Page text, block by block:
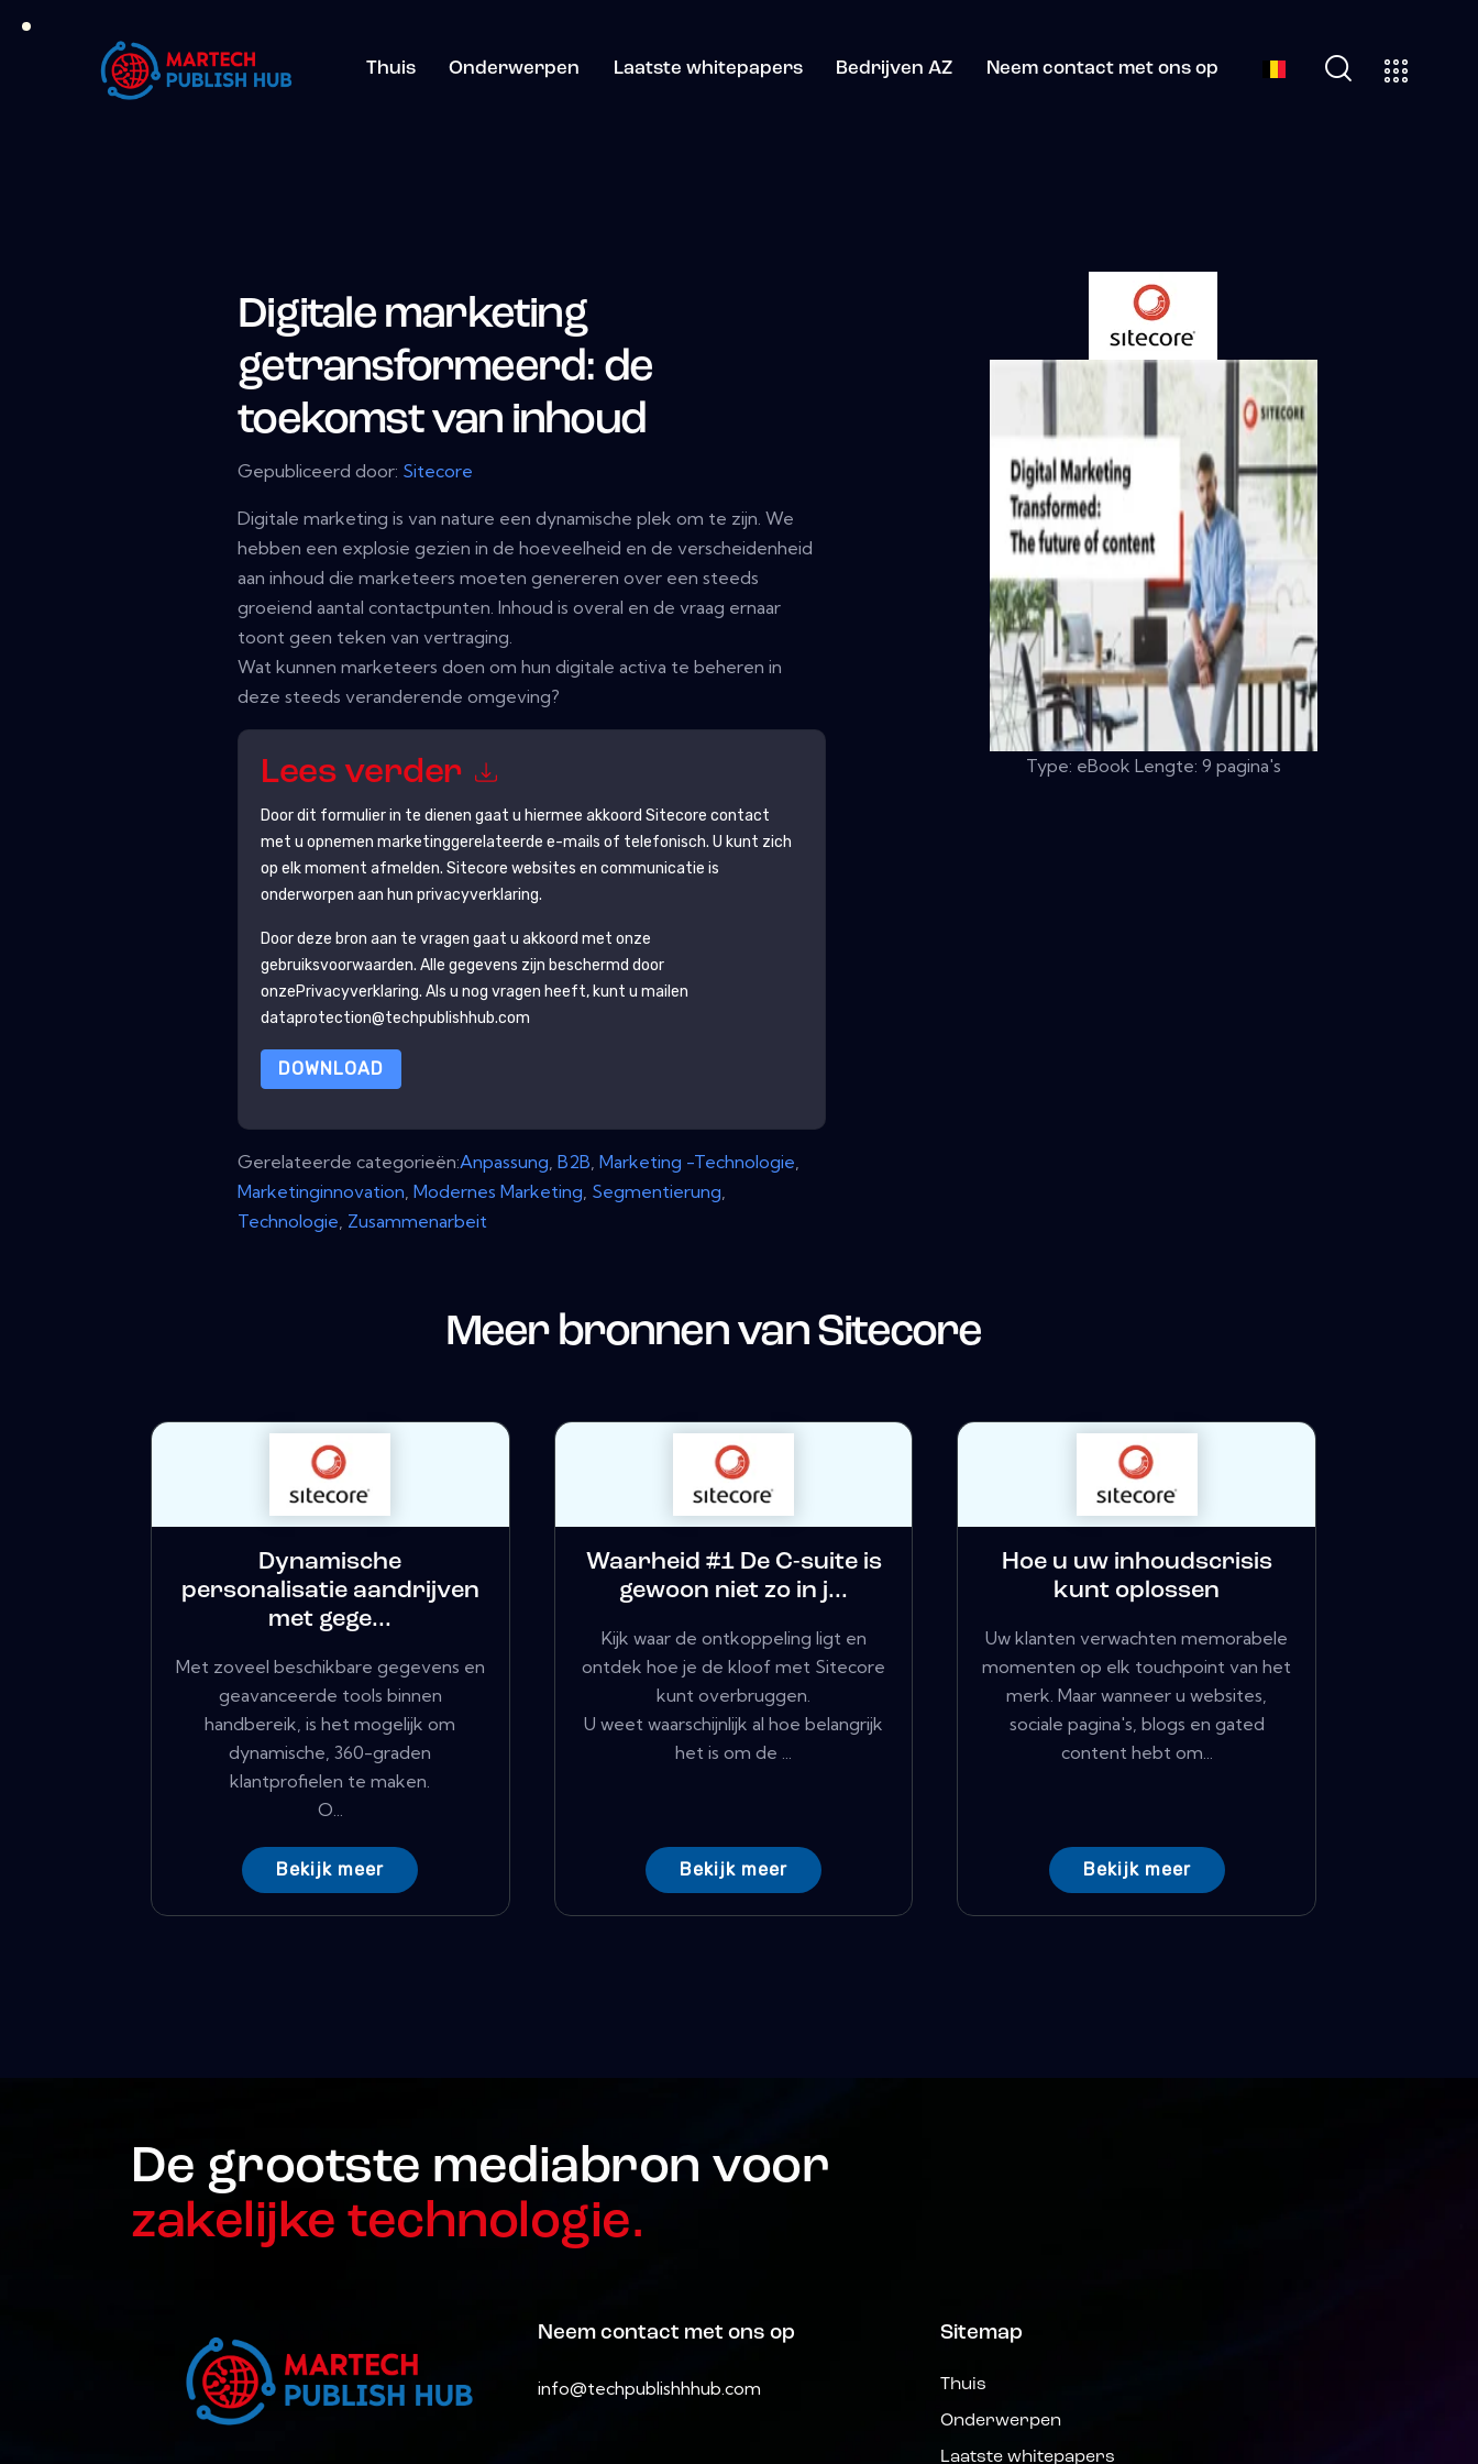
Thuis Onderwerpen Laatste whitepapers Bedrijven AZ Neem contact met ons op
Digitale marketing
getransformeerd: de
toekomst van inhoud
Gepubliceerd door: Sitecore
Digitale marketing is van nature een dynamische plek om te zijn. We
hebben een explosie gezien in de hoeveelheid en de verscheidenheid
aan inhoud die marketeers moeten genereren over een steeds
groeiend aantal contactpunten. Inhoud is overal en de vraag ernaar
toont geen teken van vertraging.
Wat kunnen marketeers doen om hun digitale activa te beheren in
deze steeds veranderende omgeving?
Lees verder
Door dit formulier in te dienen gaat u hiermee akkoordSitecore contact
met u opnemen marketinggerelateerde e-mails of telefonisch. U kunt zich
op elk moment afmelden.Sitecore websites en communicatie is
onderworpen aan hun privacyverklaring.
Door deze bron aan te vragen gaat u akkoord met onze
gebruiksvoorwaarden. Alle gegevens zijn beschermd door
onzePrivacyverklaring. Als u nog vragen heeft, kunt u mailen
dataprotection@techpublishhub.com
DOWNLOAD
Gerelateerde categorieën:Anpassung,B2B,Marketing -Technologie,
Marketinginnovation,Modernes Marketing, Segmentierung,
Technologie, Zusammenarbeit
Type: eBook Lengte: 9 pagina's
Meer bronnen van Sitecore
Dynamische
personalisatie aandrijven
met gege...
Met zoveel beschikbare gegevens en
geavanceerde tools binnen
handbereik, is het mogelijk om
dynamische, 360-graden
klantprofielen te maken.
O...
Bekijk meer
Waarheid #1 De C-suite is
gewoon niet zo in j...
Kijk waar de ontkoppeling ligt en
ontdek hoe je de kloof met Sitecore
kunt overbruggen.
U weet waarschijnlijk al hoe belangrijk
het is om de ...
Bekijk meer
Hoe u uw inhoudscrisis
kunt oplossen
Uw klanten verwachten memorabele
momenten op elk touchpoint van het
merk. Maar wanneer u websites,
sociale pagina's, blogs en gated
content hebt om...
Bekijk meer
De grootste mediabron voor
zakelijke technologie.
Neem contact met ons op
info@techpublishhhub.com
Sitemap
Thuis
Onderwerpen
Laatste whitepapers